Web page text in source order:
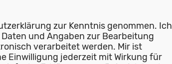
zur Kenntnis genommen. Ich
und Angaben zur Bearbeitung
verarbeitet werden. Mir ist
Einwilligung jederzeit mit Wirkung für